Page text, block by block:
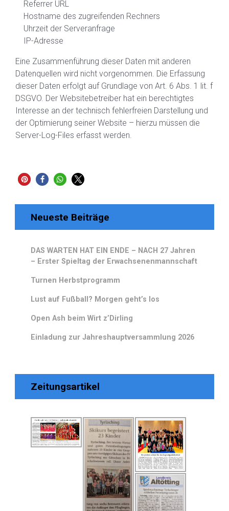
Referrer URL
Hostname des zugreifenden Rechners
Uhrzeit der Serveranfrage
IP-Adresse
Eine Zusammenführung dieser Daten mit anderen
Datenquellen wird nicht vorgenommen. Die Erfassung
dieser Daten erfolgt auf Grundlage von Art. 6 Abs. 1 lit. f
DSGVO. Der Websitebetreiber hat ein berechtigtes
Interesse an der technisch fehlerfreien Darstellung und
der Optimierung seiner Website – hierzu müssen die
Server-Log-Files erfasst werden.
Neueste Beiträge
DAS WARTEN HAT EIN ENDE – NACH 27 Jahren
– Erster Spieltag der Erwachsenenmannschaft
Turnen Herbstprogramm
Lust auf Fußball? Morgen geht’s los
Open Ash beim Wirt z’Dirling
Einladung zur Jahreshauptversammlung 2026
Zeitungsartikel